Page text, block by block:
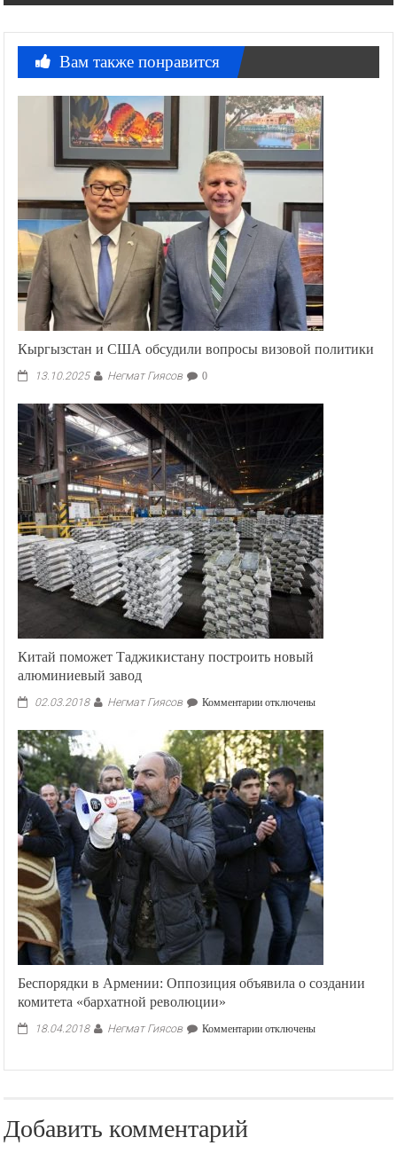
Вам также понравится
Кыргызстан и США обсудили вопросы визовой политики
13.10.2025 Негмат Гиясов 0
Китай поможет Таджикистану построить новый
алюминиевый завод
02.03.2018 Негмат Гиясов Комментариик
Китай
поможет
Таджикистану
построить
новый
алюминиевый
завод
отключены
Беспорядки в Армении: Оппозиция объявила о создании
комитета «бархатной революции»
18.04.2018 Негмат Гиясов Комментариикотключены
Добавить комментарий